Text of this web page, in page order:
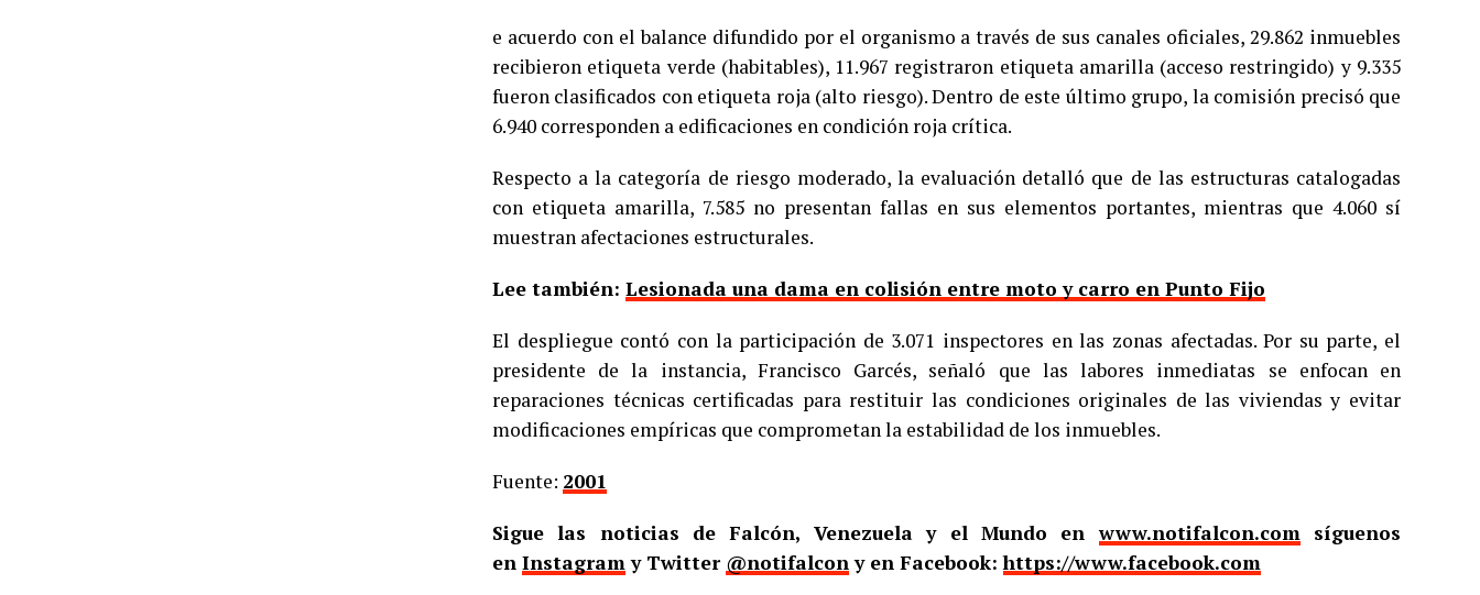
e acuerdo con el balance difundido por el organismo a través de sus canales oficiales, 29.862 inmuebles
recibieron etiqueta verde (habitables), 11.967 registraron etiqueta amarilla (acceso restringido) y 9.335
fueron clasificados con etiqueta roja (alto riesgo). Dentro de este último grupo, la comisión precisó que
6.940 corresponden a edificaciones en condición roja crítica.
Respecto a la categoría de riesgo moderado, la evaluación detalló que de las estructuras catalogadas
con etiqueta amarilla, 7.585 no presentan fallas en sus elementos portantes, mientras que 4.060 sí
muestran afectaciones estructurales.
Lee también: Lesionada una dama en colisión entre moto y carro en Punto Fijo
El despliegue contó con la participación de 3.071 inspectores en las zonas afectadas. Por su parte, el
presidente de la instancia, Francisco Garcés, señaló que las labores inmediatas se enfocan en
reparaciones técnicas certificadas para restituir las condiciones originales de las viviendas y evitar
modificaciones empíricas que comprometan la estabilidad de los inmuebles.
Fuente: 2001
Sigue las noticias de Falcón, Venezuela y el Mundo enwww.notifalcon.comsíguenos
en Instagramy Twitter @notifalcony en Facebook:https://www.facebook.com